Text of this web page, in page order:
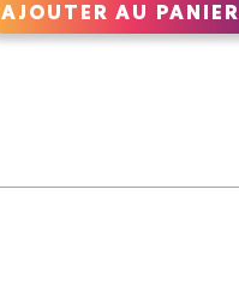
AJOUTER AU PANIER